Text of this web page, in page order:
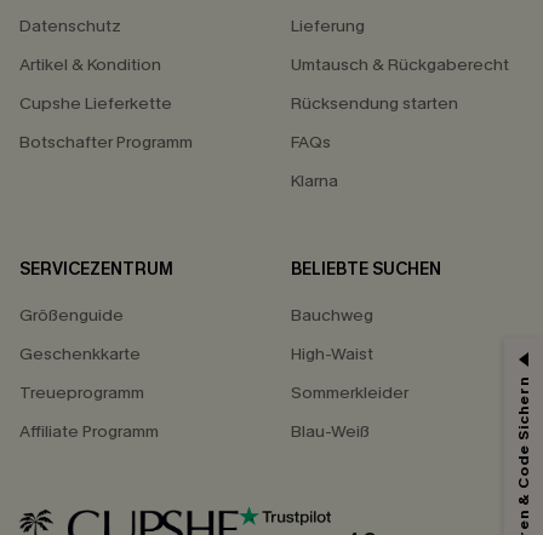
Datenschutz
Artikel & Kondition
Cupshe Lieferkette
Botschafter Programm
Lieferung
Umtausch & Rückgaberecht
Rücksendung starten
FAQs
Klarna
SERVICEZENTRUM
Größenguide
Geschenkkarte
Treueprogramm
Affiliate Programm
BELIEBTE SUCHEN
Bauchweg
High-Waist
Sommerkleider
Blau-Weiß